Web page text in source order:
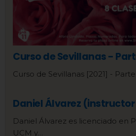
Curso de Sevillanas -
Curso de Sevillanas [2021] -
Daniel Álvarez
Daniel Álvarez es licenciado en
UCM y…